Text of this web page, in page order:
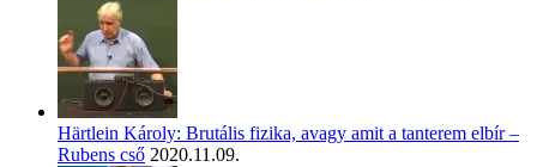
Härtlein Károly: Brutális fizika, avagy amit a tanterem elbír –
Rubens cső 2020.11.09.